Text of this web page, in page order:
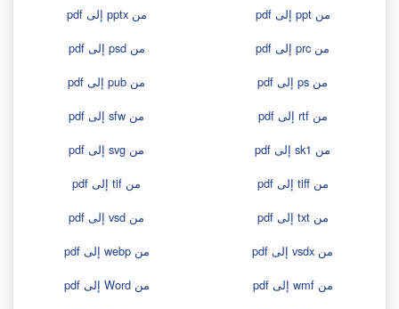
من ppt إلى pdf
من pptx إلى pdf
من prc إلى pdf
من psd إلى pdf
من ps إلى pdf
من pub إلى pdf
من rtf إلى pdf
من sfw إلى pdf
من sk1 إلى pdf
من svg إلى pdf
من tiff إلى pdf
من tif إلى pdf
من txt إلى pdf
من vsd إلى pdf
من vsdx إلى pdf
من webp إلى pdf
من wmf إلى pdf
من Word إلى pdf